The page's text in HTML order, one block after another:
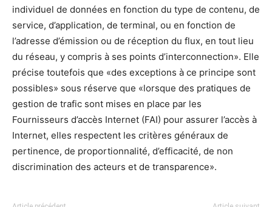
individuel de données en fonction du type de contenu, de
service, d’application, de terminal, ou en fonction de
l’adresse d’émission ou de réception du flux, en tout lieu
du réseau, y compris à ses points d’interconnection». Elle
précise toutefois que «des exceptions à ce principe sont
possibles» sous réserve que «lorsque des pratiques de
gestion de trafic sont mises en place par les
Fournisseurs d’accès Internet (FAI) pour assurer l’accès à
Internet, elles respectent les critères généraux de
pertinence, de proportionnalité, d’efficacité, de non
discrimination des acteurs et de transparence».